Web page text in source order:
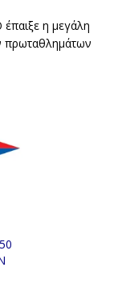
η μεγάλη
πρωταθλημάτων